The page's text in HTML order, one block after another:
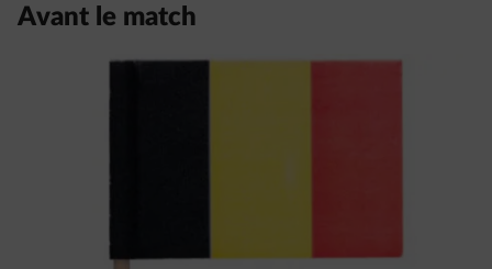
Avant le match